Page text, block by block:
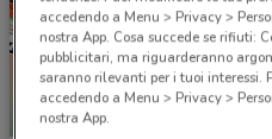
accedendo a Menu > Privacy >
nostra App. Cosa succede se rifiuti:
pubblicitari, ma riguarderanno
saranno rilevanti per i tuoi interessi.
accedendo a Menu > Privacy >
nostra App.